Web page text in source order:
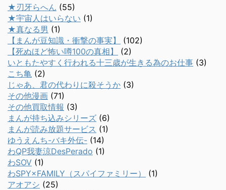
★刃牙らへん (55)
★宇宙人はいらない (1)
★真なる男 (1)
【まんが豆知識・衝撃の事実】
(102)
【死ぬほど怖い噂100の真相】
(2)
いともたやすく行われる十三歳が生きる為のお仕事 (3)
こち亀 (2)
じゃあ、君の代わりに殺そうか (3)
その他漫画 (71)
その他買取情報 (3)
まんが持ち込みシリーズ (6)
まんが読み放題サービス (1)
ゆうえんち-バキ外伝- (14)
わQP我妻涼DesPerado (1)
わSOV (1)
わSPY×FAMILY（スパイファミリー）
(1)
アオアシ (25)